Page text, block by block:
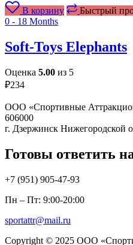
В корзину
Быстрый
0 - 18 Months
Soft-Toys Elephants
Оценка 5.00 из 5
₽234
ООО «Спортивные
606000
г. Дзержинск Нижегородской
Готовы ответить
+7 (951) 905-47-93
Пн – Пт: 9:00-20:00
sportattr@mail.ru
Copyright © 2025 ООО